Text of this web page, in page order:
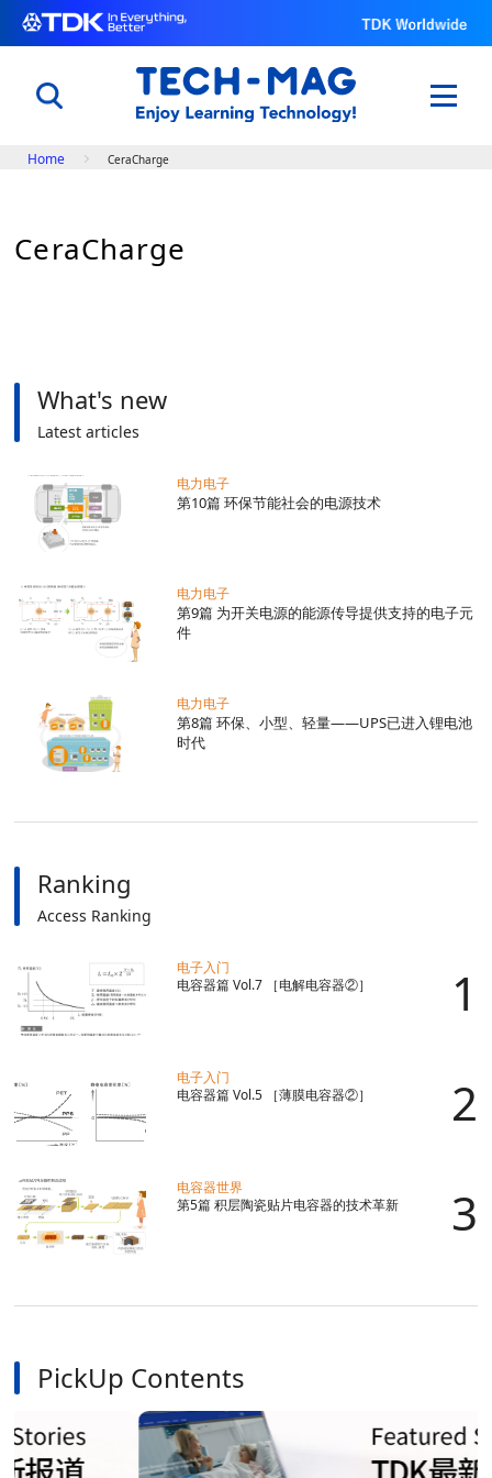
了解TDK的技术
专题
EMC入门
电力电子
Breadcrumb
Home CeraCharge
CeraCharge
What's new
Latest articles
电力电子
第10篇 环保节能社会的电源技术
电力电子
第9篇 为开关电源的能源传导提供支持的电子元
件
电力电子
第8篇 环保、小型、轻量——UPS已进入锂电池
时代
Ranking
Access Ranking
电子入门
电容器篇 Vol.7 ［电解电容器②］
电子入门
电容器篇 Vol.5 ［薄膜电容器②］
电容器世界
第5篇 积层陶瓷贴片电容器的技术革新
PickUp Contents